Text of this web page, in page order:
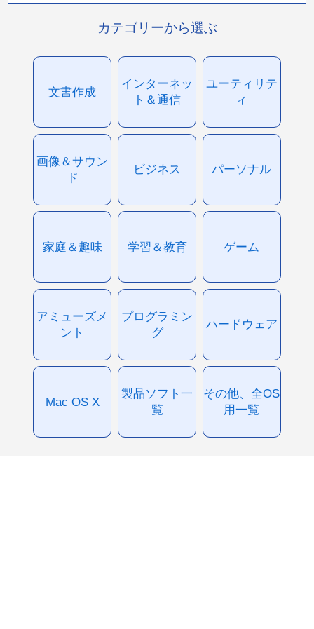
カテゴリーから選ぶ
文書作成
インターネッ
ト＆通信
ユーティリテ
ィ
画像＆サウン
ド
ビジネス パーソナル
家庭＆趣味 学習＆教育 ゲーム
アミューズメ
ント
プログラミン
グ
ハードウェア
Mac OS X
製品ソフト一
覧
その他、全OS
用一覧